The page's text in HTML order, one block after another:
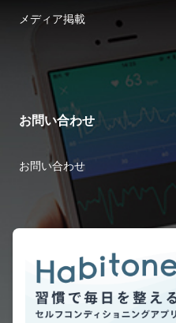
メディア掲載
お問い合わせ
お問い合わせ